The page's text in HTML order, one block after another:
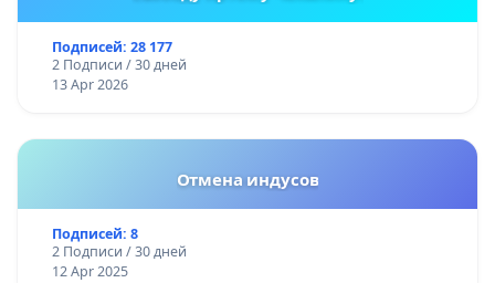
Подписей: 28 177
2 Подписи / 30 дней
13 Apr 2026
Отмена индусов
Подписей: 8
2 Подписи / 30 дней
12 Apr 2025